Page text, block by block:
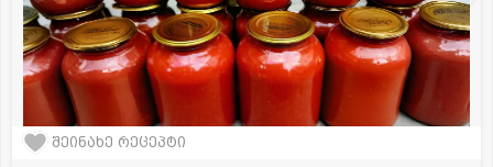
შეინახე რეცეპტი